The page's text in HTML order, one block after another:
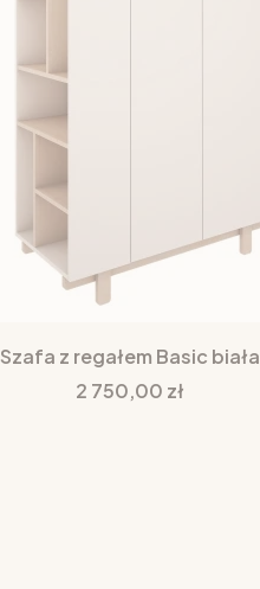
Szafa z regałem Basic biała
Cena
2 750,00 zł